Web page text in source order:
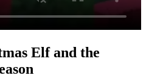
Elf and the